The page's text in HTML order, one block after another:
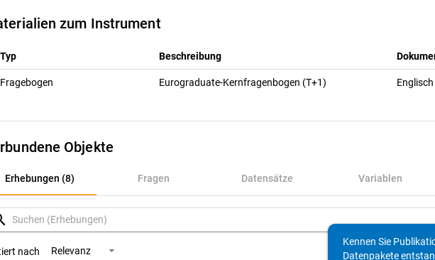
zum Instrument
Typ Beschreibung
Fragebogen Eurograduate-Kernfragenbogen (T+1) Englisch
Objekte
Erhebungen (8) Fragen Datensätze Variablen
(8)
nach Relevanz Einträge pro Seite
Kennen Sie
Datenpakete